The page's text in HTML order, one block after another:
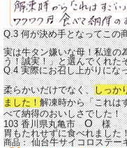
Q.3 何が決め手となってこの
実は牛タン嫌いな母！私達の
う！誠実！」と選んでくれた
Q.4 実際にお召し上がりにな
柔らかいだけでなく、しっか
ました！ 解凍時から「これは
べて納得のおいしさでした！
103 香川県丸亀市O様
胃もたれせずに食べれました
商品：仙台牛サイコロステー